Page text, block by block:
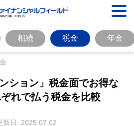
相続 税金 年金
ション」税金面でお得な
れで払う税金を比較
新日: 2025.07.02